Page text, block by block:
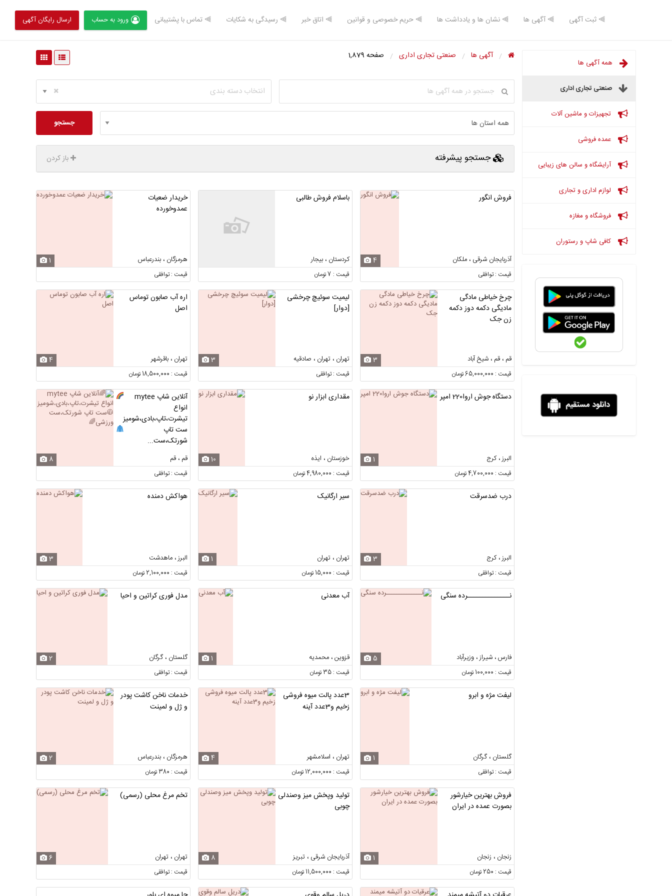
⫸ ثبت آگهی ⫸ آگهی ها ⫸ نشان ها و یادداشت ها ⫸ حریم خصوصی و قوانین ⫸ اتاق خبر ⫸ رسیدگی به شکایات ⫸ تماس با پشتیبانی ورود به حساب ارسال رایگان آگهی
آگهی ها صنعتی تجاری اداری صفحه 1,879
انتخاب دسته بندی
جستجو
جستجو پیشرفته باز کردن
فروش انگور
آذربایجان شرقی ، ملکان 4
قیمت : توافقی
باسلام فروش طالبی
کردستان ، بیجار
قیمت : 7 تومان
خریدار ضعیات
عمدوخورده
هرمزگان ، بندرعباس 1
قیمت : توافقی
چرخ خیاطی مادگی
مادیگی دکمه دوز دکمه
زن جک
قم ، قم ، شیخ آباد 3
قیمت : 65,000,000 تومان
لیمیت سوئیچ چرخشی
[دوار]
تهران ، تهران ، صادقیه 3
قیمت : توافقی
اره آب صابون توماس
اصل
تهران ، باقرشهر 4
قیمت : 18,500,000 تومان
دستگاه جوش اروا220 امپر
البرز ، کرج 1
قیمت : 4,700,000 تومان
مقداری ابزار نو
خوزستان ، ایذه 10
قیمت : 4,980,000 تومان
آنلاین شاپ mytee
انواع
تیشرت،تاپ،بادی،شومیز
ست تاپ
شورتک،ست...
قم ، قم 8
قیمت : توافقی
درب ضدسرقت
البرز ، کرج 3
قیمت : توافقی
سیر ارگانیک
تهران ، تهران 1
قیمت : 15,000 تومان
هواکش دمنده
البرز ، ماهدشت 3
قیمت : 2,100,000 تومان
نــــــــــــــرده سنگی
فارس ، شیراز ، وزیرآباد 5
قیمت : 100,000 تومان
آب معدنی
قزوین ، محمدیه 1
قیمت : 35 تومان
مدل فوری کراتین و احیا
گلستان ، گرگان 2
قیمت : توافقی
لیفت مژه و ابرو
گلستان ، گرگان 1
قیمت : توافقی
3عدد پالت میوه فروشی
زخیم و3عدد آینه
تهران ، اسلامشهر 4
قیمت : 12,000,000 تومان
خدمات ناخن کاشت پودر
و ژل و لمینت
هرمزگان ، بندرعباس 2
قیمت : 380 تومان
فروش بهترین خیارشور
بصورت عمده در ایران
زنجان ، زنجان 1
قیمت : 250 تومان
تولید وپخش میز وصندلی
چوبی
آذربایجان شرقی ، تبریز 8
قیمت : 11,500,000 تومان
تخم مرغ محلی (رسمی)
تهران ، تهران 6
قیمت : توافقی
همه آگهی ها
صنعتی تجاری اداری
تجهیزات و ماشین آلات
عمده فروشی
آرایشگاه و سالن های زیبایی
لوازم اداری و تجاری
فروشگاه و مغازه
کافی شاپ و رستوران